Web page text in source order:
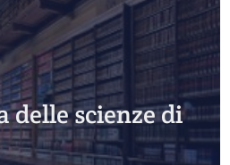
delle scienze di